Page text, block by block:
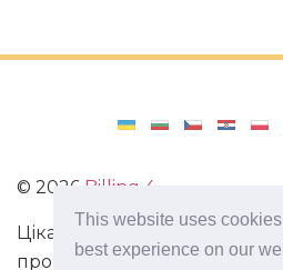
This website uses
best experience on our
© 2026 Billing 4
Цікаві та захоплюючі факти з
про виживання в